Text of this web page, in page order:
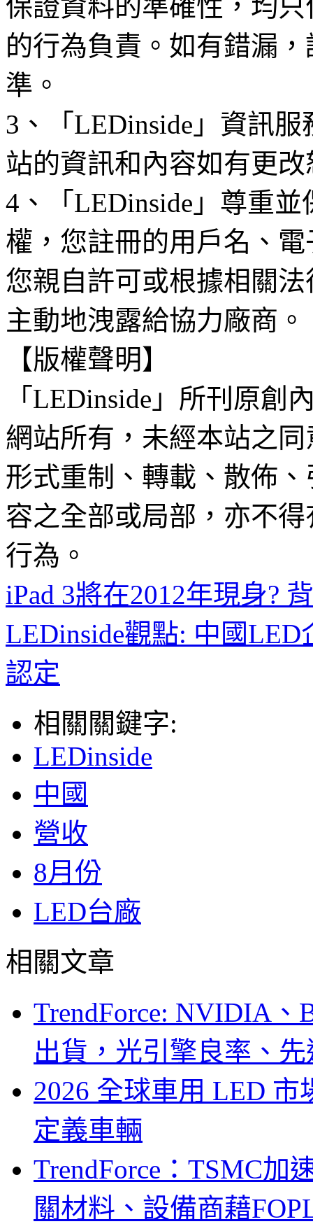
保證資料的準確性，均
的行為負責。如有錯漏
準。
3、「LEDinside」資訊
站的資訊和內容如有更
4、「LEDinside」尊重
權，您註冊的用戶名、
您親自許可或根據相關
主動地洩露給協力廠商。
【版權聲明】
「LEDinside」所刊原創
網站所有，未經本站之
形式重制、轉載、散佈
容之全部或局部，亦不
行為。
iPad 3將在2012年現身?
LEDinside觀點: 中國
認定
相關關鍵字:
LEDinside
中國
營收
8月份
LED台廠
相關文章
TrendForce: NVIDIA、
出貨，光引擎良率、
2026 全球車用 LED
定義車輛
TrendForce：TSMC加
關材料、設備商藉